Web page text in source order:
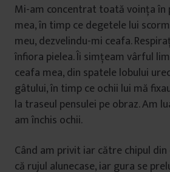
Mi-am concentrat toată voința în
mea, în timp ce degetele lui
meu, dezvelindu-mi ceafa.
înfiora pielea. Îi simțeam vârful
ceafa mea, din spatele lobului
gâtului, în timp ce ochii lui mă
la traseul pensulei pe obraz. Am
am închis ochii.
Când am privit iar către chipul
că rujul alunecase, iar gura se